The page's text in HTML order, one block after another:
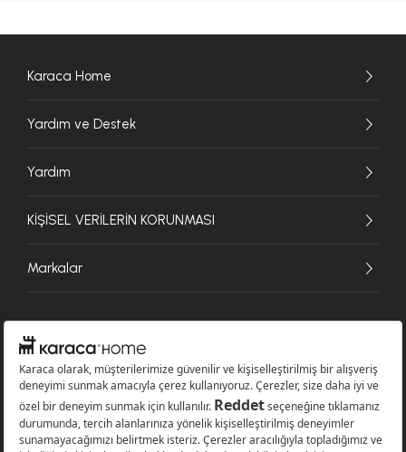
Karaca Home
Yardım ve Destek
Yardım
KİŞİSEL VERİLERİN KORUNMASI
Markalar